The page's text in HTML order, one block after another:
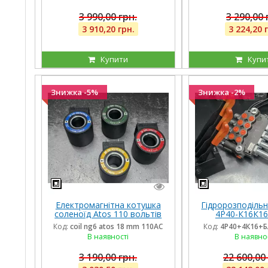
3 990,00 грн.
3 910,20 грн.
Купити
3 290,00
3 224,20
Знижка -5%
Електромагнітна котушка
соленоїд Atos 110 вольтів
внутрішній діаметр 18 мм
довжина 40 мм
Код: coil ng6 atos 18 mm 110AC
В наявності
3 190,00 грн.
Знижка -2%
4Р40-
плаваючими на
троса та блок
Код:
В
22